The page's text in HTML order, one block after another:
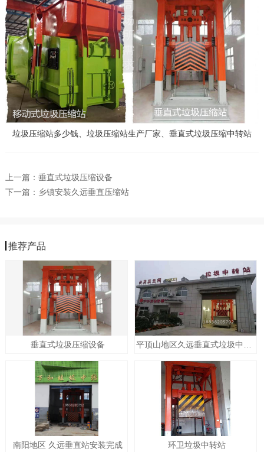
垃圾压缩站多少钱、垃圾压缩站生产厂家、垂直式垃圾压缩中转站
上一篇： 垂直式垃圾压缩设备
下一篇： 乡镇安装久远垂直压缩站
推荐产品
垂直式垃圾压缩设备
南阳地区 久远垂直站安装完成 环卫垃圾中转站